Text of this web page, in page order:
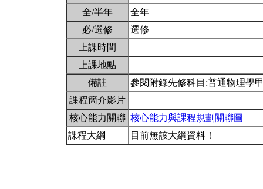
全/半年
全年
必/選修
選修
上課時間
上課地點
備註
參閱附錄先修科目:普通物理學
課程簡介影片
核心能力關聯 核心能力與課程規劃關聯圖
課程大綱
目前無該大綱資料！